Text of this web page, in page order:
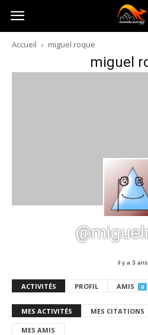
Australia-
australie.com
Accueil miguel roque
miguel
il y a 3 ans
ACTIVITÉS PROFIL AMIS 0
MES ACTIVITÉS MES CITATIONS
MES AMIS